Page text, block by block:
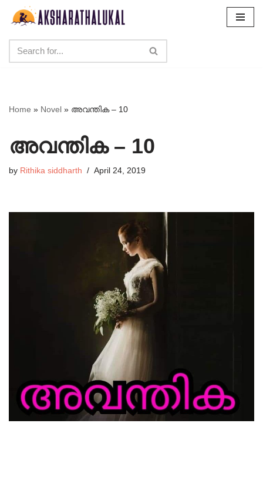
content
Home » Novel » അവന്തിക – 10
അവന്തിക – 10
by Rithika siddharth April 24, 2019